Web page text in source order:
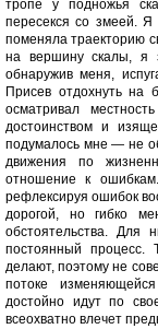
тропе у подножья
пересекся со змеей.
поменяла траекторию
на вершину скалы, я
обнаружив меня,
Присев отдохнуть на
осматривал
достоинством и
подумалось мне — не
движения по
отношение к
рефлексируя ошибок
дорогой, но гибко
обстоятельства.
постоянный процесс.
делают, поэтому не
потоке
достойно идут по
всеохватно влечет